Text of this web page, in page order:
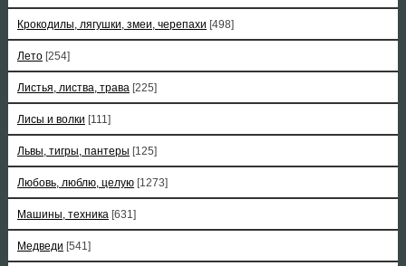
Крокодилы, лягушки, змеи, черепахи [498]
Лето [254]
Листья, листва, трава [225]
Лисы и волки [111]
Львы, тигры, пантеры [125]
Любовь, люблю, целую [1273]
Машины, техника [631]
Медведи [541]